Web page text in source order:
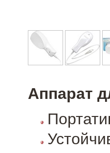
Аппарат